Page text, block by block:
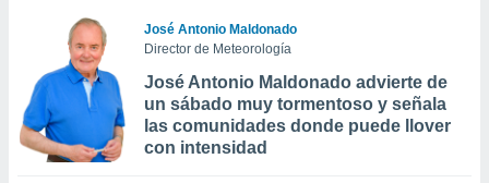
José Antonio Maldonado
Director de Meteorología
José Antonio Maldonado advierte de
un sábado muy tormentoso y señala
las comunidades donde puede llover
con intensidad